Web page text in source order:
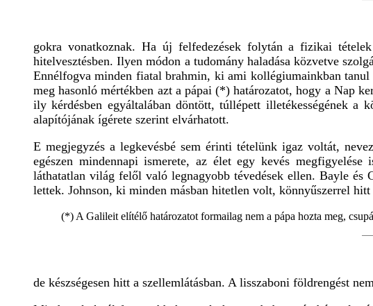
gokra vonatkoznak. Ha új felfedezések folytán a fizikai
hitelvesztésben. Ilyen módon a tudomány haladása közvetve
Ennélfogva minden fiatal brahmin, ki ami kollégiumainkban
meg hasonló mértékben azt a pápai (*) határozatot, hogy a Nap
ily kérdésben egyáltalában döntött, túllépett illetékességének a
alapítójának ígérete szerint elvárhatott.
E megjegyzés a legkevésbé sem érinti tételünk igaz voltát,
egészen mindennapi ismerete, az élet egy kevés
láthatatlan világ felől való legnagyobb tévedések ellen. Bayle
lettek. Johnson, ki minden másban hitetlen volt, könnyűszerrel
(*) A Galileit elítélő határozatot formailag nem a pápa hozta meg,
de készségesen hitt a szellemlátásban. A lisszaboni földrengést